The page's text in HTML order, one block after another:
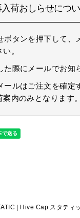
荷おしらせにつ
ボタンを押下して、
。
た際にメールでお知
ールはご注文を確定
内のみとなります。
| Hive Cap スタティ